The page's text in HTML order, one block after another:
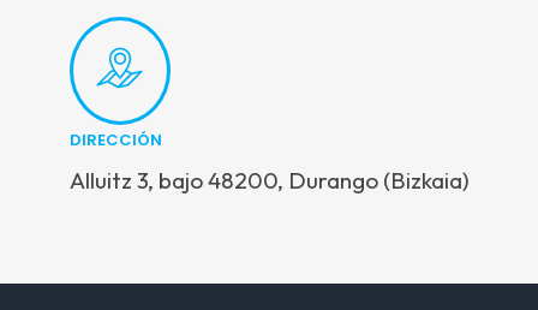
DIRECCIÓN
Alluitz 3, bajo 48200, Durango (Bizkaia)